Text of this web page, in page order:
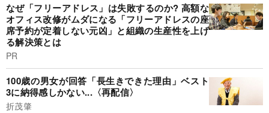
なぜ「フリーアドレス」は失敗するのか? 高額な
オフィス改修がムダになる「フリーアドレスの座
席予約が定着しない元凶」と組織の生産性を上げ
る解決策とは
PR
100歳の男女が回答「長生きできた理由」ベスト
3に納得感しかない...〈再配信〉
折茂肇